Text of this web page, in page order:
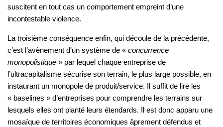
suscitent en tout cas un comportement empreint d’une
incontestable violence.
La troisième conséquence enfin, qui découle de la précédente,
c’est l’avènement d’un système de « concurrence
monopolistique » par lequel chaque entreprise de
l’ultracapitalisme sécurise son terrain, le plus large possible, en
instaurant un monopole de produit/service. Il suffit de lire les
« baselines » d’entreprises pour comprendre les terrains sur
lesquels elles ont planté leurs étendards. Il est donc apparu une
mosaïque de territoires économiques âprement défendus et